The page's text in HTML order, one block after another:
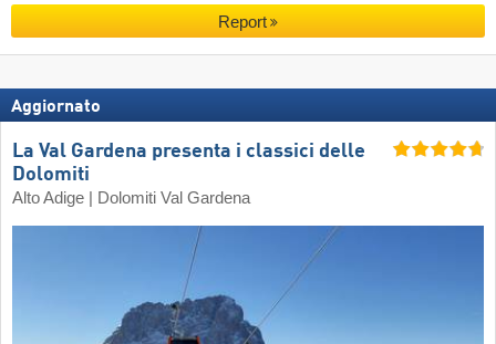
Report
Aggiornato
La Val Gardena presenta i classici delle
Dolomiti
Alto Adige | Dolomiti Val Gardena